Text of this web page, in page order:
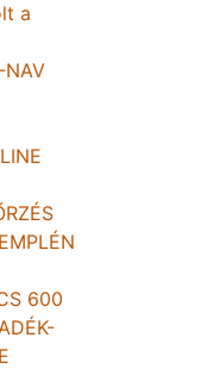
a
600